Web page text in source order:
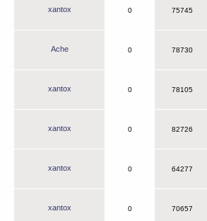
xantox 0 75745
Ache 0 78730
xantox 0 78105
xantox 0 82726
xantox 0 64277
xantox 0 70657